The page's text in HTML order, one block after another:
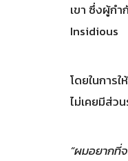
เขา ซึ่งผู้ก
Insidious
โดยในการ
ไม่เคยมีส่ว
“ผมอยากที่